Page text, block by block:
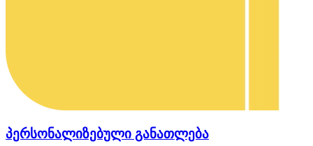
პერსონალიზებული განათლება